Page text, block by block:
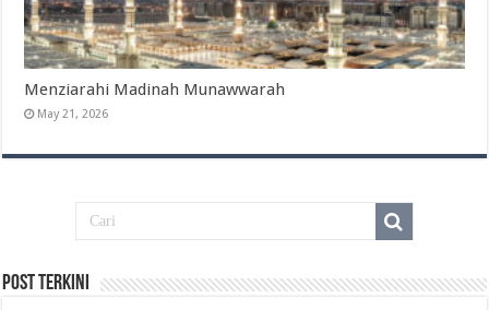
Menziarahi Madinah Munawwarah
May 21, 2026
Post Terkini